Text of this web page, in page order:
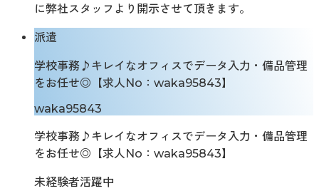
に弊社スタッフより開示させて頂きます。
派遣
学校事務♪キレイなオフィスでデータ入力・備品管理
をお任せ◎【求人No：waka95843】
waka95843
学校事務♪キレイなオフィスでデータ入力・備品管理
をお任せ◎【求人No：waka95843】
未経験者活躍中